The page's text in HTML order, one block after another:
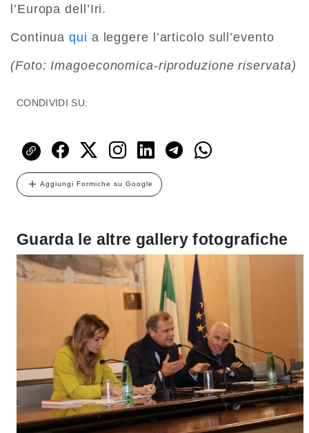
l’Europa dell’Iri.
Continuaqui a leggere l’articolo sull’evento
(Foto: Imagoeconomica-riproduzione riservata)
CONDIVIDI SU:
Aggiungi Formiche su Google
Guarda le altre gallery fotografiche